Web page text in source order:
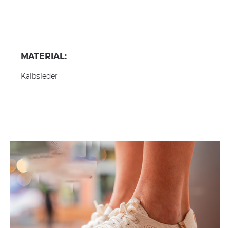
MATERIAL:
Kalbsleder